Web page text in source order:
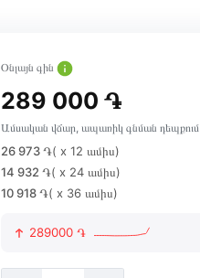
Օնլայն գին
289 000 ֏
Ամսական վճար, ապառիկ գնման դեպքում
26 973 ֏( x 12 ամիս)
14 932 ֏( x 24 ամիս)
10 918 ֏( x 36 ամիս)
289000 ֏